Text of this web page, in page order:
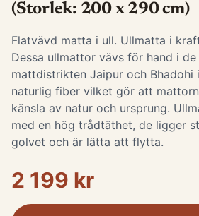
(Storlek: 200 x 290 cm)
Flatvävd matta i ull. Ullmatta i
Dessa ullmattor vävs för hand i
mattdistrikten Jaipur och Bhadohi
naturlig fiber vilket gör att
känsla av natur och ursprung.
med en hög trådtäthet, de ligger
golvet och är lätta att flytta.
2 199 kr